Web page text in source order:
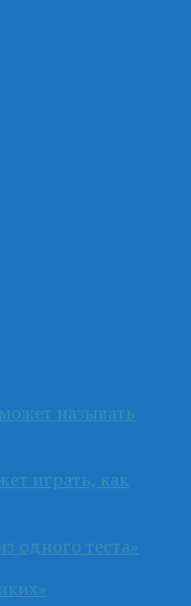
называть
играть, как
одного теста»